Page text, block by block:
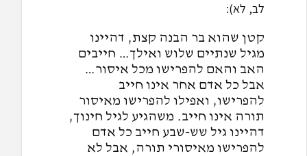
לב, לא):
קטן שהוא בר הבנה קצת, דהיינו
מגיל שנתיים שלוש ואילך… חייבים
האב והאם להפרישו מכל איסור…
אבל כל אדם אחר אינו חייב
להפרישו, ואפילו להפרישו מאיסור
תורה אינו חייב. משהגיע לגיל חינוך,
דהיינו גיל שש-שבע חייב כל אדם
להפרישו מאיסורי תורה, אבל לא